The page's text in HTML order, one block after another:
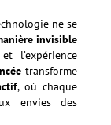
ne se
invisible
l’expérience
transforme
, où chaque
envies des